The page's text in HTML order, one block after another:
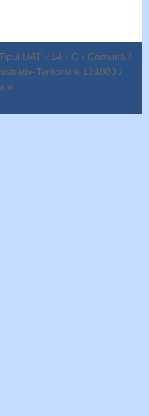
UAT - 14 - C - Comună /
Teritoriale 124803 /